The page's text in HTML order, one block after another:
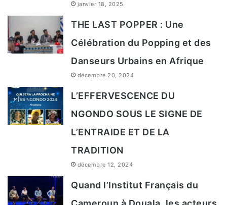
LAST POPPER LAST POPPER
LAST POPPER
LAST POPPER
a
d
a
s
e
u
a
i
janvier 18, 2025
THE LAST POPPER : Une
Célébration du Popping et des
Danseurs Urbains en Afrique
décembre 20, 2024
L’EFFERVESCENCE DU
NGONDO SOUS LE SIGNE DE
L’ENTRAIDE ET DE LA
TRADITION
décembre 12, 2024
Quand l’Institut Français du